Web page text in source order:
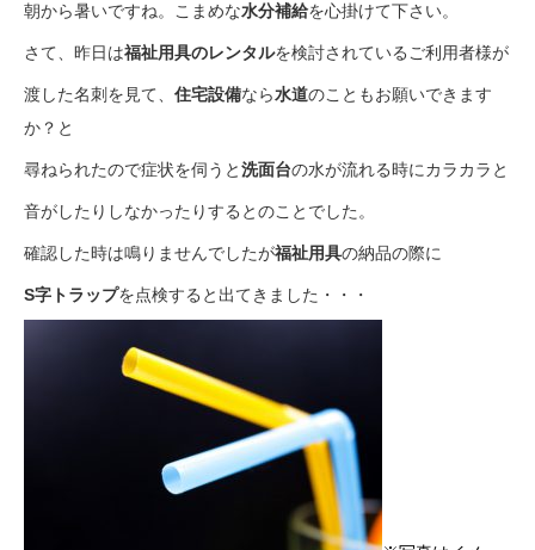
朝から暑いですね。こまめな水分補給を心掛けて下さい。
さて、昨日は福祉用具のレンタルを検討されているご利用者様が
渡した名刺を見て、 住宅設備なら水道のこともお願いできます
か？と
尋ねられたので症状を伺うと洗面台の水が流れる時にカラカラと
音がしたりしなかったりするとのことでした。
確認した時は鳴りませんでしたが福祉用具の納品の際に
S字トラップを点検すると出てきました・・・